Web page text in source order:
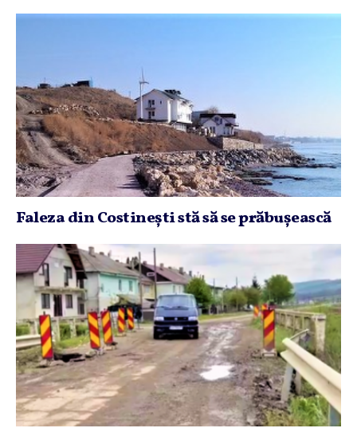
Faleza din Costineşti stă să se prăbuşească